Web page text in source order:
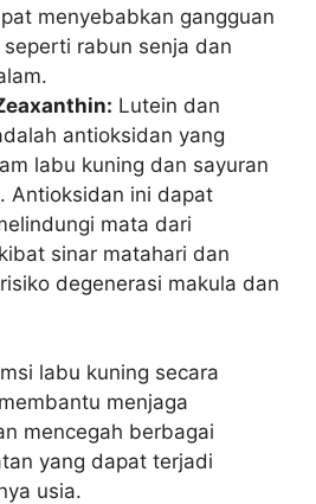
menyebabkan gangguan
rabun senja dan
Lutein dan
antioksidan yang
labu kuning dan sayuran
Antioksidan ini dapat
mata dari
sinar matahari dan
degenerasi makula dan
labu kuning secara
menjaga
mencegah berbagai
yang dapat terjadi
usia.